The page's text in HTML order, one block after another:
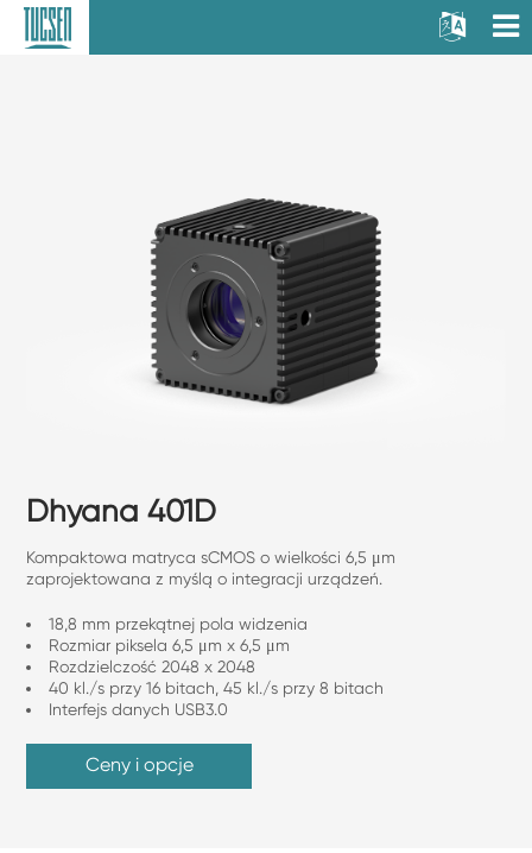
Dhyana 401D
Kompaktowa matryca sCMOS o wielkości 6,5 μm
zaprojektowana z myślą o integracji urządzeń.
18,8 mm przekątnej pola widzenia
Rozmiar piksela 6,5 ​​μm x 6,5 μm
Rozdzielczość 2048 x 2048
40 kl./s przy 16 bitach, 45 kl./s przy 8 bitach
Interfejs danych USB3.0
Ceny i opcje